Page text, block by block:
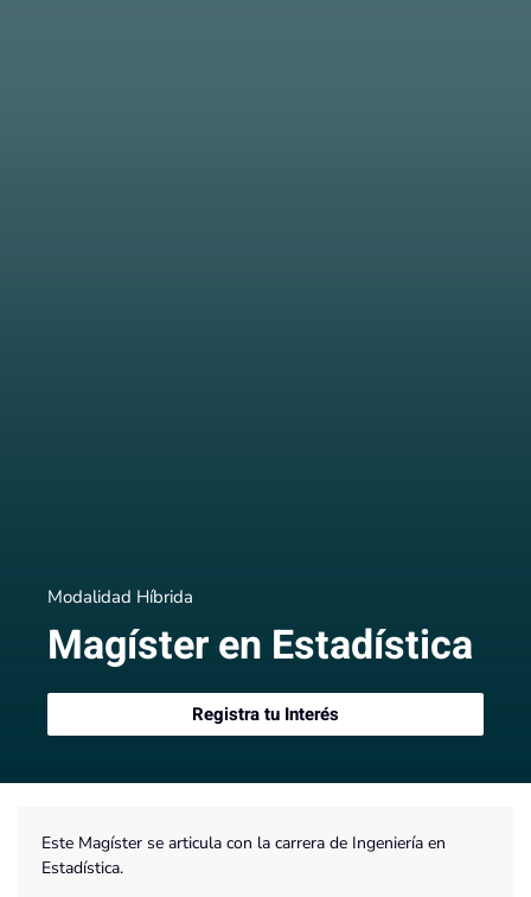
Modalidad Híbrida
Magíster en Estadística
Registra tu Interés
Este Magíster se articula con la carrera de Ingeniería en
Estadística.